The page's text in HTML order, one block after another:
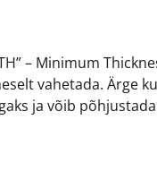
– Minimum
vahetada. Ärge
ja võib